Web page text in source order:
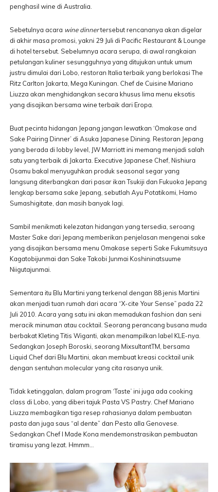
penghasil wine di Australia.
Sebetulnya acara wine dinnertersebut rencananya akan digelar
di akhir masa promosi, yakni 29 Juli di Pacific Restaurant & Lounge
di hotel tersebut. Sebelumnya acara serupa, di awal rangkaian
petulangan kuliner sesungguhnya yang ditujukan untuk umum
justru dimulai dari Lobo, restoran Italia terbaik yang berlokasi The
Ritz Carlton Jakarta, Mega Kuningan. Chef de Cuisine Mariano
Liuzza akan menghidangkan secara khusus lima menu eksotis
yang disajikan bersama wine terbaik dari Eropa.
Buat pecinta hidangan Jepang jangan lewatkan ‘Omakase and
Sake Pairing Dinner’ di Asuka Japanese Dining. Restoran Jepang
yang berada di lobby level, JW Marriott ini memang menjadi salah
satu yang terbaik di Jakarta. Executive Japanese Chef, Nishiura
Osamu bakal menyuguhkan produk seasonal segar yang
langsung diterbangkan dari pasar ikan Tsukiji dan Fukuoka Jepang
lengkap bersama sake Jepang, sebutlah Ayu Potatikomi, Hamo
Sumashigitate, dan masih banyak lagi.
Sambil menikmati kelezatan hidangan yang tersedia, seroang
Master Sake dari Jepang memberikan penjelasan mengenai sake
yang disajikan bersama menu Omakase seperti Sake Fukumitsuya
Kagatobijunmai dan Sake Takobi Junmai Koshininatsuume
Niigutajunmai.
Sementara itu Blu Martini yang terkenal dengan 88 jenis Martini
akan menjadi tuan rumah dari acara “X-cite Your Sense” pada 22
Juli 2010. Acara yang satu ini akan memadukan fashion dan seni
meracik minuman atau cocktail. Seorang perancang busana muda
berbakat Kleting Titis Wiganti, akan menampilkan label KLE-nya.
Sedangkan Joseph Boroski, seorang MixsultantTM, bersama
Liquid Chef dari Blu Martini, akan membuat kreasi cocktail unik
dengan sentuhan molecular yang cita rasanya unik.
Tidak ketinggalan, dalam program ‘Taste’ ini juga ada cooking
class di Lobo, yang diberi tajuk Pasta VS Pastry. Chef Mariano
Liuzza membagikan tiga resep rahasianya dalam pembuatan
pasta dan juga saus “al dente” dan Pesto alla Genovese.
Sedangkan Chef I Made Kona mendemonstrasikan pembuatan
tiramisu yang lezat. Hmmm…